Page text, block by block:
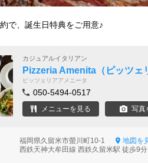
で、誕生日特典をご用意♪
カジュアルイタリアン
Pizzeria Amenita（ピッツェ
ピッツェリアアメニータ
050-5494-0517
メニューを見る 写真
福岡県久留米市螢川町10-1
地図を
西鉄天神大牟田線 西鉄久留米駅 徒歩9分